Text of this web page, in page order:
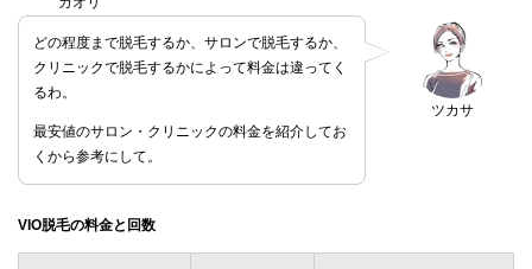
ツカサ
どの程度まで脱毛するか、サロンで脱毛するか、
クリニックで脱毛するかによって料金は違ってく
るわ。
最安値のサロン・クリニックの料金を紹介してお
くから参考にして。
VIO脱毛の料金と回数